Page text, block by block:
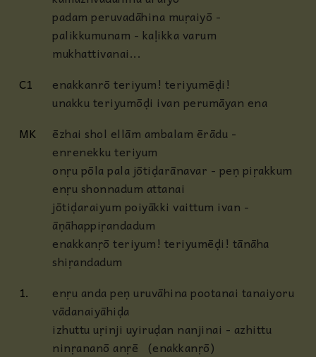
padam peruvadāhina muṛaiyō -
palikkumunam - kaḷikka varum
mukhattivanai...
C1
enakkanrō teriyum! teriyumēḍi!
unakku teriyumōḍi ivan perumāyan ena
MK
ēzhai shol ellām ambalam ērādu -
enrenekku teriyum
onṛu pōla pala jōtiḍarānavar - peṇ piṛakkum
enṛu shonnadum attanai
jōtiḍaraiyum poiyākki vaittum ivan -
āṇāhappiṛandadum
enakkanṛō teriyum! teriyumēḍi! tānāha
shiṛandadum
1.
enṛu anda peṇ uruvāhina pootanai tanaiyoru
vādanaiyāhiḍa
izhuttu uṛinji uyiruḍan nanjinai - azhittu
ninṛananō anṛē (enakkanṛō)